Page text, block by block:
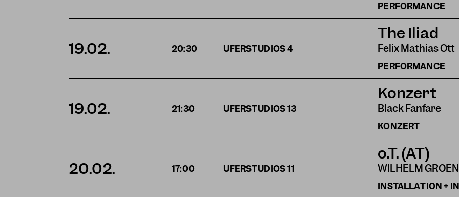
PERFORMANCE
The Iliad
Felix Mathias Ott
PERFORMANCE
19.02. 20:30 UFERSTUDIOS4
Konzert
Black Fanfare
KONZERT
19.02. 21:30 UFERSTUDIOS13
o.T. (AT)
WILHELM
INSTALLATION +
20.02. 17:00 UFERSTUDIOS11